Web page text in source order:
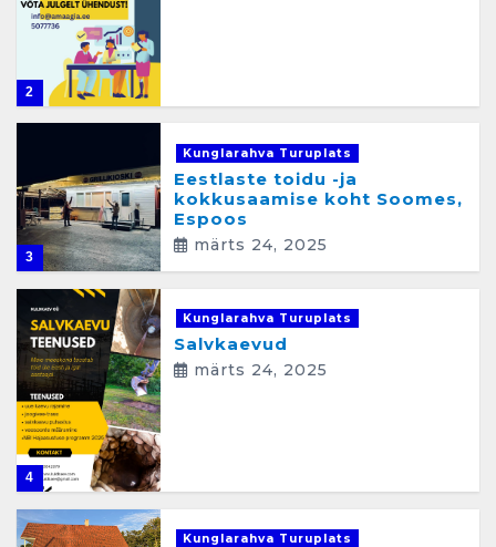
2
3
Kunglarahva Turuplats
Eestlaste toidu -ja
kokkusaamise koht Soomes,
Espoos
märts 24, 2025
4
Kunglarahva Turuplats
Salvkaevud
märts 24, 2025
Kunglarahva Turuplats